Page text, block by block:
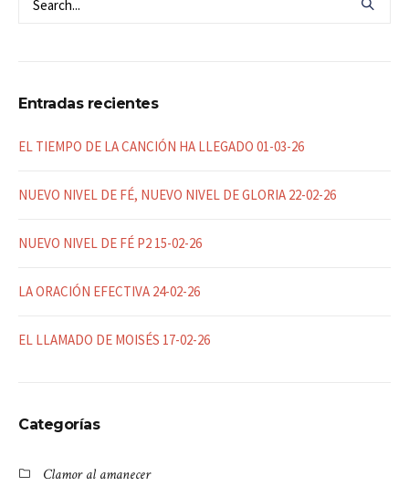
Entradas recientes
EL TIEMPO DE LA CANCIÓN HA LLEGADO 01-03-26
NUEVO NIVEL DE FÉ, NUEVO NIVEL DE GLORIA 22-02-26
NUEVO NIVEL DE FÉ P2 15-02-26
LA ORACIÓN EFECTIVA 24-02-26
EL LLAMADO DE MOISÉS 17-02-26
Categorías
Clamor al amanecer